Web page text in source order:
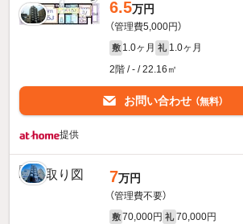
6.5万円
（管理費5,000円）
敷 1.0ヶ月 礼 1.0ヶ月
2階 / - / 22.16㎡
お問い合わせ （無料）
提供
7万円
（管理費不要）
敷 70,000円 礼 70,000円